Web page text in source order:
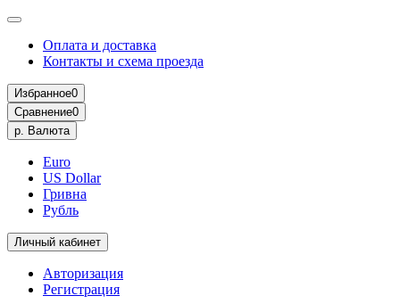
Оплата и доставка
Контакты и схема проезда
Избранное0
Сравнение0
р. Валюта
Euro
US Dollar
Гривна
Рубль
Личный кабинет
Авторизация
Регистрация